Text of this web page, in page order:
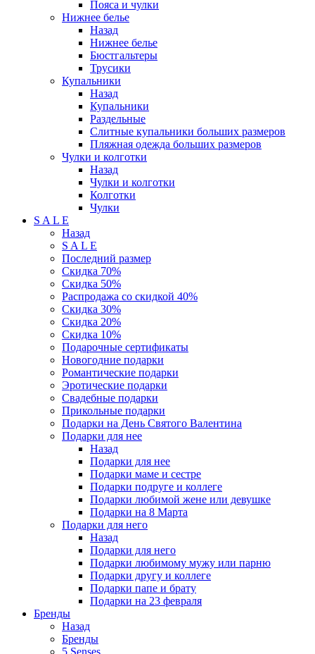
Пояса и чулки
Нижнее белье
Назад
Нижнее белье
Бюстгальтеры
Трусики
Купальники
Назад
Купальники
Раздельные
Слитные купальники больших размеров
Пляжная одежда больших размеров
Чулки и колготки
Назад
Чулки и колготки
Колготки
Чулки
S A L E
Назад
S A L E
Последний размер
Скидка 70%
Скидка 50%
Распродажа со скидкой 40%
Скидка 30%
Скидка 20%
Скидка 10%
Подарочные сертификаты
Новогодние подарки
Романтические подарки
Эротические подарки
Свадебные подарки
Прикольные подарки
Подарки на День Святого Валентина
Подарки для нее
Назад
Подарки для нее
Подарки маме и сестре
Подарки подруге и коллеге
Подарки любимой жене или девушке
Подарки на 8 Марта
Подарки для него
Назад
Подарки для него
Подарки любимому мужу или парню
Подарки другу и коллеге
Подарки папе и брату
Подарки на 23 февраля
Бренды
Назад
Бренды
5 Senses